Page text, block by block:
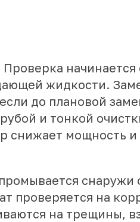
Проверка начинается
жидкости.
до плановой
и тонкой
снижает мощность и
снаружи
проверяется на
на трещины,